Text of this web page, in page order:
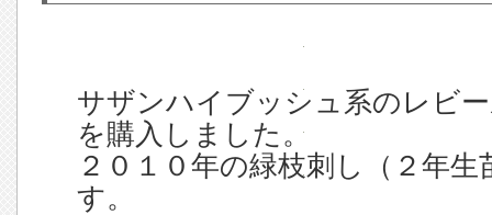
サザンハイブッシュ系のレビ
を購入しました。
２０１０年の緑枝刺し（２年
す。